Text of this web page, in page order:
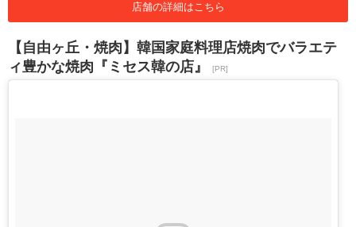
店舗の詳細はこちら
【自由ヶ丘・焼肉】韓国家庭料理店焼肉でバラエテ
ィ豊かな焼肉『ミセス韓の店』
[PR]